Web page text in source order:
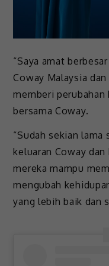
“Saya amat
Coway Malaysia
memberi perubahan
bersama Coway.
“Sudah sekian
keluaran Coway
mereka mampu
mengubah
yang lebih baik dan